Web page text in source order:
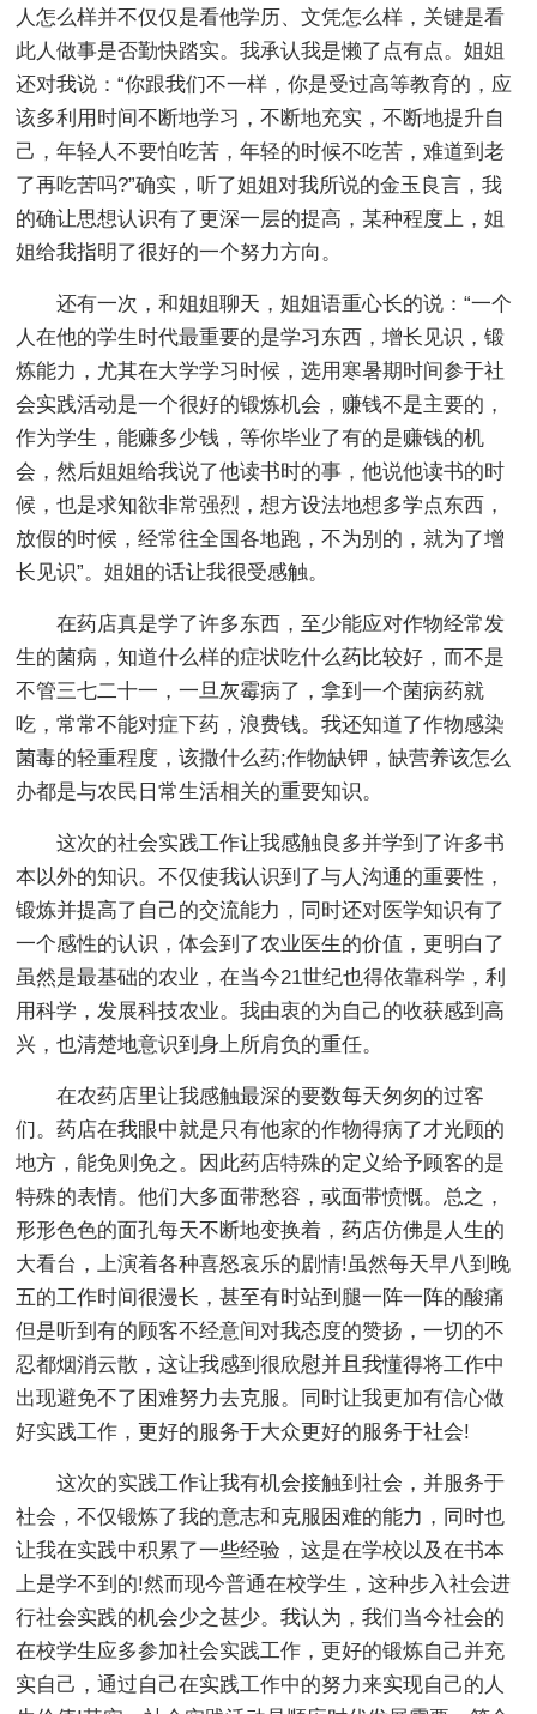
人怎么样并不仅仅是看他学历、文凭怎么样，关键是看
此人做事是否勤快踏实。我承认我是懒了点有点。姐姐
还对我说：“你跟我们不一样，你是受过高等教育的，应
该多利用时间不断地学习，不断地充实，不断地提升自
己，年轻人不要怕吃苦，年轻的时候不吃苦，难道到老
了再吃苦吗?”确实，听了姐姐对我所说的金玉良言，我
的确让思想认识有了更深一层的提高，某种程度上，姐
姐给我指明了很好的一个努力方向。
还有一次，和姐姐聊天，姐姐语重心长的说：“一个
人在他的学生时代最重要的是学习东西，增长见识，锻
炼能力，尤其在大学学习时候，选用寒暑期时间参于社
会实践活动是一个很好的锻炼机会，赚钱不是主要的，
作为学生，能赚多少钱，等你毕业了有的是赚钱的机
会，然后姐姐给我说了他读书时的事，他说他读书的时
候，也是求知欲非常强烈，想方设法地想多学点东西，
放假的时候，经常往全国各地跑，不为别的，就为了增
长见识”。姐姐的话让我很受感触。
在药店真是学了许多东西，至少能应对作物经常发
生的菌病，知道什么样的症状吃什么药比较好，而不是
不管三七二十一，一旦灰霉病了，拿到一个菌病药就
吃，常常不能对症下药，浪费钱。我还知道了作物感染
菌毒的轻重程度，该撒什么药;作物缺钾，缺营养该怎么
办都是与农民日常生活相关的重要知识。
这次的社会实践工作让我感触良多并学到了许多书
本以外的知识。不仅使我认识到了与人沟通的重要性，
锻炼并提高了自己的交流能力，同时还对医学知识有了
一个感性的认识，体会到了农业医生的价值，更明白了
虽然是最基础的农业，在当今21世纪也得依靠科学，利
用科学，发展科技农业。我由衷的为自己的收获感到高
兴，也清楚地意识到身上所肩负的重任。
在农药店里让我感触最深的要数每天匆匆的过客
们。药店在我眼中就是只有他家的作物得病了才光顾的
地方，能免则免之。因此药店特殊的定义给予顾客的是
特殊的表情。他们大多面带愁容，或面带愤慨。总之，
形形色色的面孔每天不断地变换着，药店仿佛是人生的
大看台，上演着各种喜怒哀乐的剧情!虽然每天早八到晚
五的工作时间很漫长，甚至有时站到腿一阵一阵的酸痛
但是听到有的顾客不经意间对我态度的赞扬，一切的不
忍都烟消云散，这让我感到很欣慰并且我懂得将工作中
出现避免不了困难努力去克服。同时让我更加有信心做
好实践工作，更好的服务于大众更好的服务于社会!
这次的实践工作让我有机会接触到社会，并服务于
社会，不仅锻炼了我的意志和克服困难的能力，同时也
让我在实践中积累了一些经验，这是在学校以及在书本
上是学不到的!然而现今普通在校学生，这种步入社会进
行社会实践的机会少之甚少。我认为，我们当今社会的
在校学生应多参加社会实践工作，更好的锻炼自己并充
实自己，通过自己在实践工作中的努力来实现自己的人